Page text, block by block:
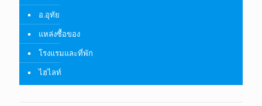
อ.อุทัย
แหล่งซื้อของ
โรงแรมและที่พัก
ไฮไลท์